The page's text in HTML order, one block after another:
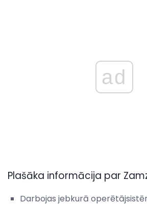
ad
Plašāka informācija par
Darbojas jebkurā